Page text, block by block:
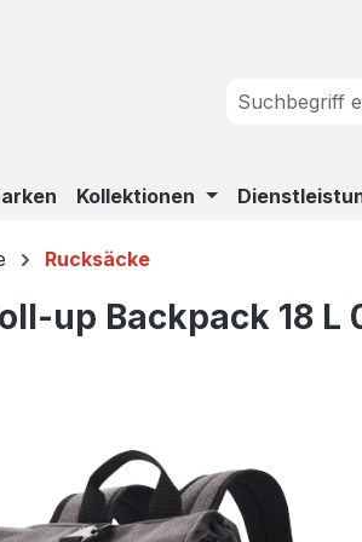
Kollektionen
Rucksäcke
up Backpack 18 L